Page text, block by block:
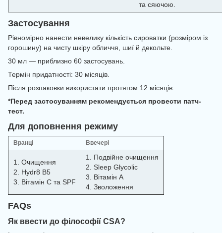
та сяючою.
Застосування
Рівномірно нанести невелику кількість сироватки (розміром із
горошину) на чисту шкіру обличчя, шиї й декольте.
30 мл — приблизно 60 застосувань.
Термін придатності: 30 місяців.
Після розпаковки використати протягом 12 місяців.
*Перед застосуванням рекомендується провести патч-
тест.
Для доповнення режиму
Вранці Ввечері
1. Очищення
2. Hydr8 B5
3. Вітамін C та SPF
1. Подвійне очищення
2. Sleep Glycolic
3. Вітамін A
4. Зволоження
FAQs
Як ввести до філософії CSA?